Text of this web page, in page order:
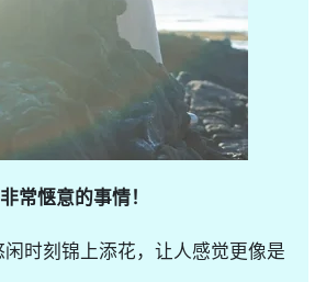
常惬意的事情！
时刻锦上添花，让人感觉更像是